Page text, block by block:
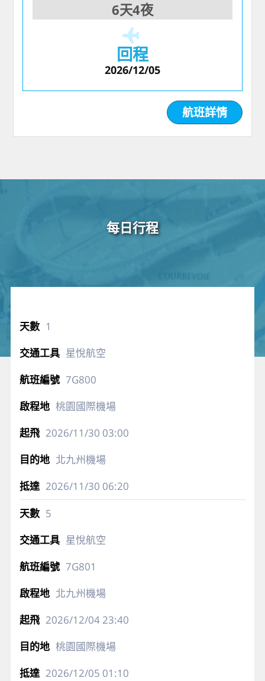
6天4夜
回程
2026/12/05
航班詳情
每日行程
1
星悅航空
7G800
桃園國際機場
2026/11/30 03:00
北九州機場
2026/11/30 06:20
5
星悅航空
7G801
北九州機場
2026/12/0423:40
桃園國際機場
2026/12/05 01:10